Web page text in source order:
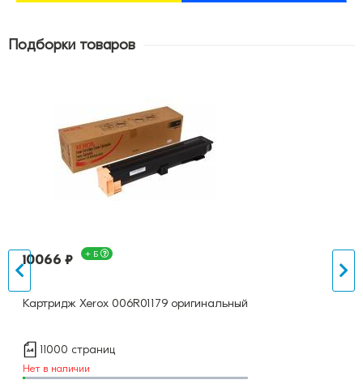
Подборки товаров
10066 ₽ + Б
Картридж Xerox 006R01179 оригинальный
11000 страниц
Нет в наличии